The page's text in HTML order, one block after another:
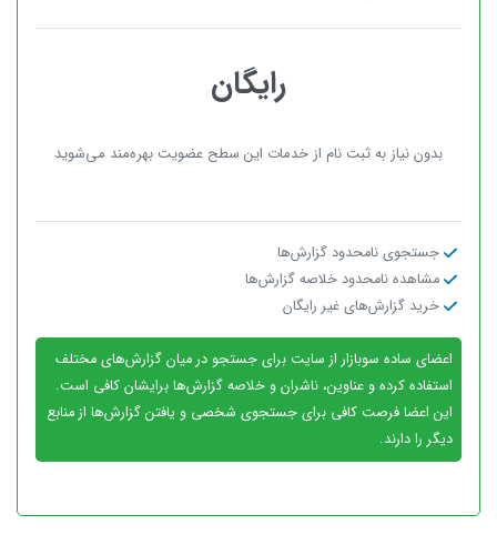
رایگان
بدون نیاز به ثبت نام از خدمات این سطح عضویت بهره‌مند می‌شوید
جستجوی نامحدود گزارش‌ها
مشاهده نامحدود خلاصه گزارش‌ها
خرید گزارش‌های غیر رایگان
اعضای ساده سوبازار از سایت برای جستجو در میان گزارش‌های مختلف
استفاده کرده و عناوین، ناشران و خلاصه گزارش‌ها برایشان کافی است.
این اعضا فرصت کافی برای جستجوی شخصی و یافتن گزارش‌ها از منابع
دیگر را دارند.